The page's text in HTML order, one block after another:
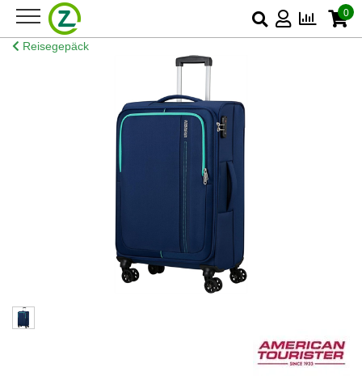
0
Reisegepäck